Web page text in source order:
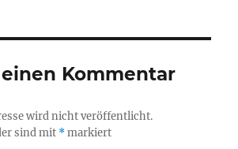
Kommentar
wird nicht veröffentlicht.
sind mit *markiert